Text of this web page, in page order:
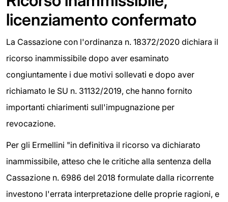
licenziamento confermato
La Cassazione con l'ordinanza n. 18372/2020 dichiara il
ricorso inammissibile dopo aver esaminato
congiuntamente i due motivi sollevati e dopo aver
richiamato le SU n. 31132/2019, che hanno fornito
importanti chiarimenti sull'impugnazione per
revocazione.
Per gli Ermellini "in definitiva il ricorso va dichiarato
inammissibile, atteso che le critiche alla sentenza della
Cassazione n. 6986 del 2018 formulate dalla ricorrente
investono l'errata interpretazione delle proprie ragioni, e